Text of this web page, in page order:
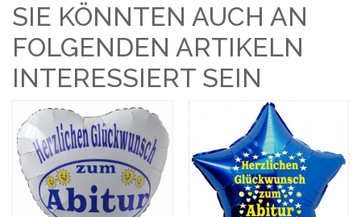
SIE KÖNNTEN AUCH AN
FOLGENDEN ARTIKELN
INTERESSIERT SEIN